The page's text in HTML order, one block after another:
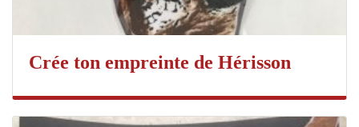
Crée ton empreinte de Hérisson